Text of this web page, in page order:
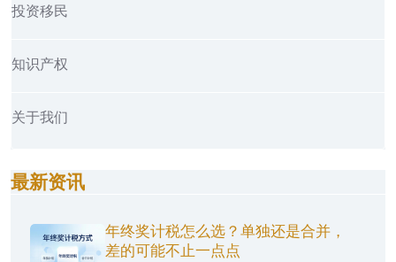
投资移民
知识产权
关于我们
最新资讯
年终奖计税怎么选？单独还是合并，
差的可能不止一点点